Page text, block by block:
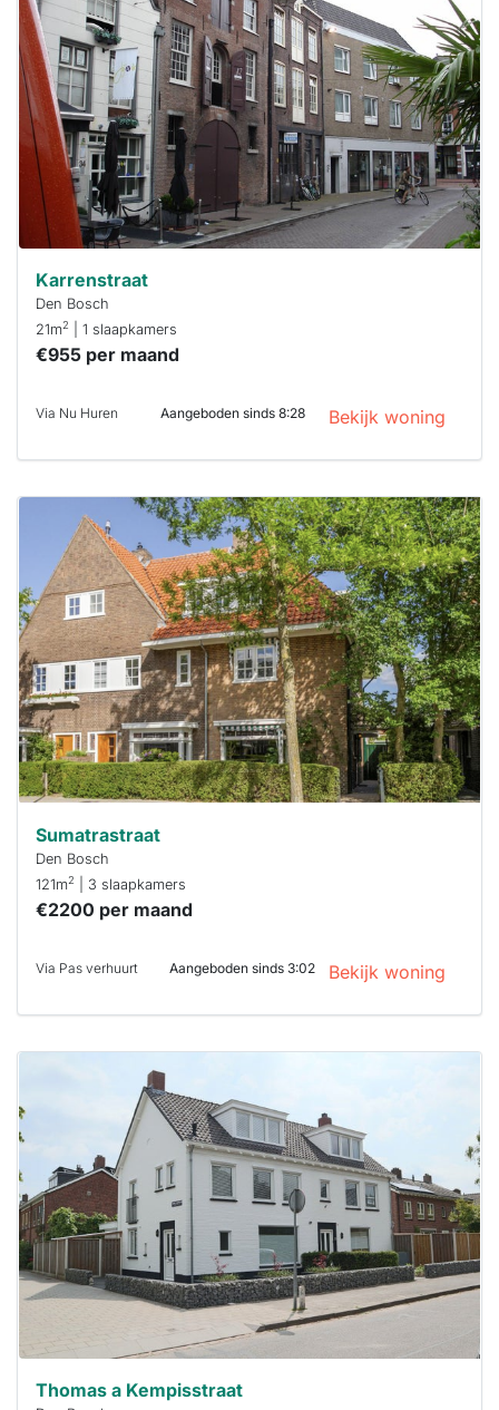
waarschijnlijk
al verhuurd
Om kans te
maken moet je
binnen 15
minuten
reageren.
Stekkies helpt
je hierbij!
Karrenstraat
Den Bosch
21m2 | 1 slaapkamers
€955 per maand
Via Nu Huren Aangeboden sinds 8:28 Bekijk woning
Deze woning
is
waarschijnlijk
al verhuurd
Om kans te
maken moet je
binnen 15
minuten
reageren.
Stekkies helpt
je hierbij!
Sumatrastraat
Den Bosch
121m2 | 3 slaapkamers
€2200 per maand
Via Pas verhuurt Aangeboden sinds 3:02 Bekijk woning
Deze woning
waarschijnlijk
al verhuurd
Om kans te
maken moet je
binnen 15
minuten
reageren.
Stekkies helpt
je hierbij!
Thomas a Kempisstraat